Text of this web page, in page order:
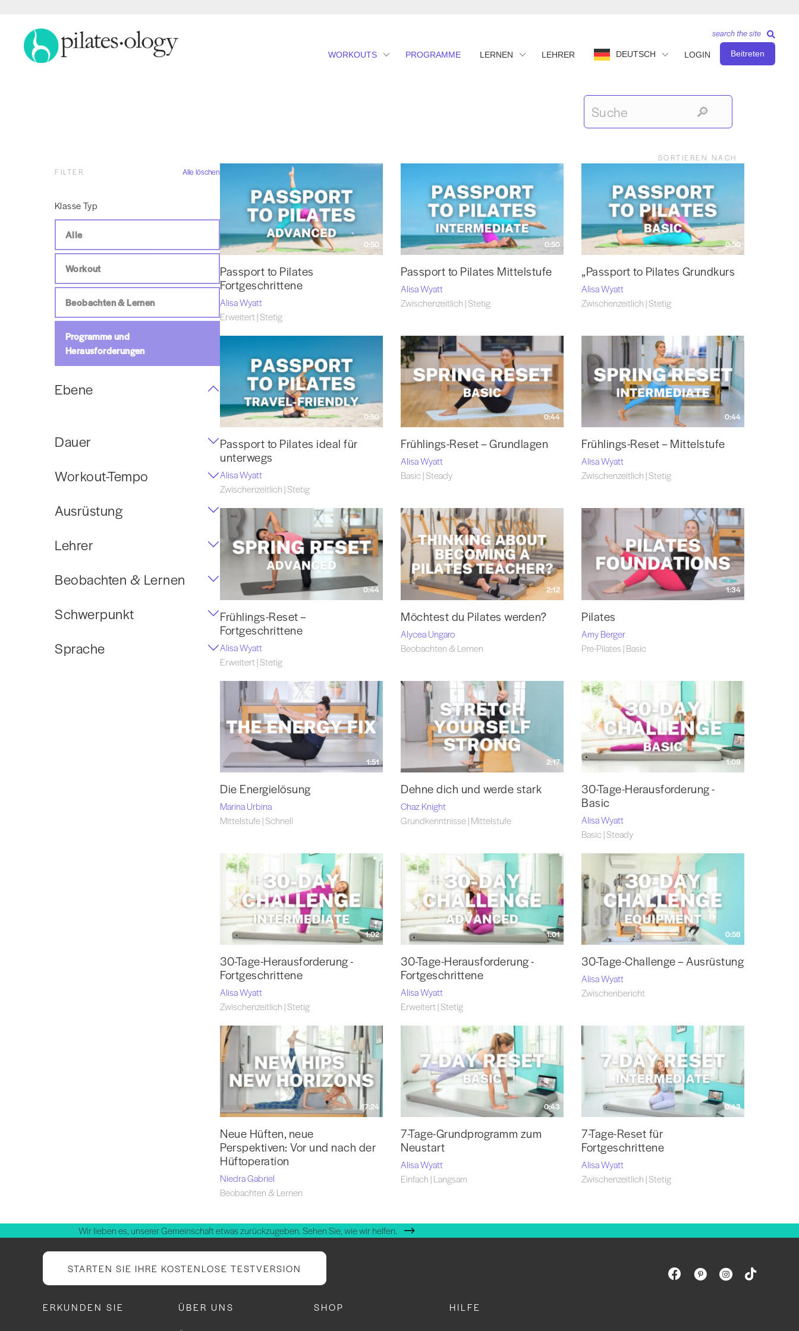
WORKOUTS PROGRAMME LERNEN LEHRER DEUTSCH LOGIN Beitreten
search the site
FILTER Alle löschen
Klasse Typ
Alle
Workout
Beobachten & Lernen
Programme und
Herausforderungen
Ebene
Dauer
Workout-Tempo
Ausrüstung
Lehrer
Beobachten & Lernen
Schwerpunkt
Sprache
SORTIEREN NACH
0:50
Passport to Pilates
Fortgeschrittene
Alisa Wyatt
Erweitert | Stetig
0:50
Passport to Pilates Mittelstufe
Alisa Wyatt
Zwischenzeitlich | Stetig
0:50
„Passport to Pilates Grundkurs
Alisa Wyatt
Zwischenzeitlich | Stetig
0:50
Passport to Pilates ideal für
unterwegs
Alisa Wyatt
Zwischenzeitlich | Stetig
0:44
Frühlings-Reset – Grundlagen
Alisa Wyatt
Basic | Steady
0:44
Frühlings-Reset – Mittelstufe
Alisa Wyatt
Zwischenzeitlich | Stetig
0:44
Frühlings-Reset –
Fortgeschrittene
Alisa Wyatt
Erweitert | Stetig
2:12
Möchtest du Pilates werden?
Alycea Ungaro
Beobachten & Lernen
1:34
Pilates
Amy Berger
Pre-Pilates | Basic
1:51
Die Energielösung
Marina Urbina
Mittelstufe | Schnell
2:17
Dehne dich und werde stark
Chaz Knight
Grundkenntnisse | Mittelstufe
1:09
30-Tage-Herausforderung -
Basic
Alisa Wyatt
Basic | Steady
1:02
30-Tage-Herausforderung -
Fortgeschrittene
Alisa Wyatt
Zwischenzeitlich | Stetig
1:01
30-Tage-Herausforderung -
Fortgeschrittene
Alisa Wyatt
Erweitert | Stetig
0:58
30-Tage-Challenge – Ausrüstung
Alisa Wyatt
Zwischenbericht
17:24
Neue Hüften, neue
Perspektiven: Vor und nach der
Hüftoperation
Niedra Gabriel
Beobachten & Lernen
0:43
7-Tage-Grundprogramm zum
Neustart
Alisa Wyatt
Einfach | Langsam
0:43
7-Tage-Reset für
Fortgeschrittene
Alisa Wyatt
Zwischenzeitlich | Stetig
Wir lieben es, unserer Gemeinschaft etwas zurückzugeben. Sehen Sie, wie wir helfen.
STARTEN SIE IHRE KOSTENLOSE TESTVERSION
ERKUNDEN SIE ÜBER UNS SHOP HILFE